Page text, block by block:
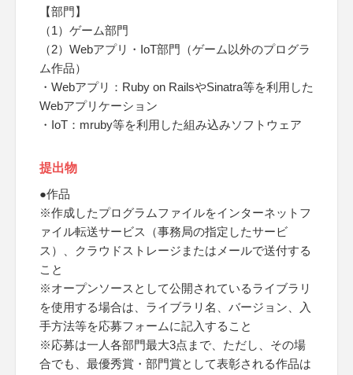
【部門】
（1）ゲーム部門
（2）Webアプリ・IoT部門（ゲーム以外のプログラ
ム作品）
・Webアプリ：Ruby on RailsやSinatra等を利用した
Webアプリケーション
・IoT：mruby等を利用した組み込みソフトウェア
提出物
●作品
※作成したプログラムファイルをインターネットフ
ァイル転送サービス（事務局の指定したサービ
ス）、クラウドストレージまたはメールで送付する
こと
※オープンソースとして公開されているライブラリ
を使用する場合は、ライブラリ名、バージョン、入
手方法等を応募フォームに記入すること
※応募は一人各部門最大3点まで、ただし、その場
合でも、最優秀賞・部門賞として表彰される作品は